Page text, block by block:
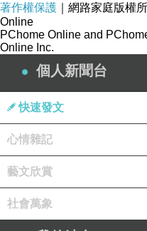
零油煙：利用燙煮技
符合清爽低卡健康概
省時間：只要備好醬
呈現各種不同好口味
最輕鬆：飯前清洗材
多樣化：蔬菜、海鮮
都煮，什麼口味都能做
著作權保護 ｜網路家庭版權
Online
PChome Online and
Online Inc.
個人新聞台
快速發文
心情雜記
藝文欣賞
社會萬象